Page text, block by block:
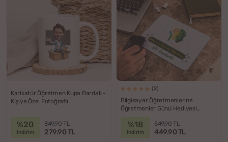
Karikatür Öğretmen Kupa Bardak -
Kişiye Özel Fotoğraflı
%20
indirim
349.90 TL
279.90 TL
(2)
Bilgisayar Öğretmenlerine
Öğretmenler Günü Hediyesi
%18
indirim
549.90 TL
449.90 TL